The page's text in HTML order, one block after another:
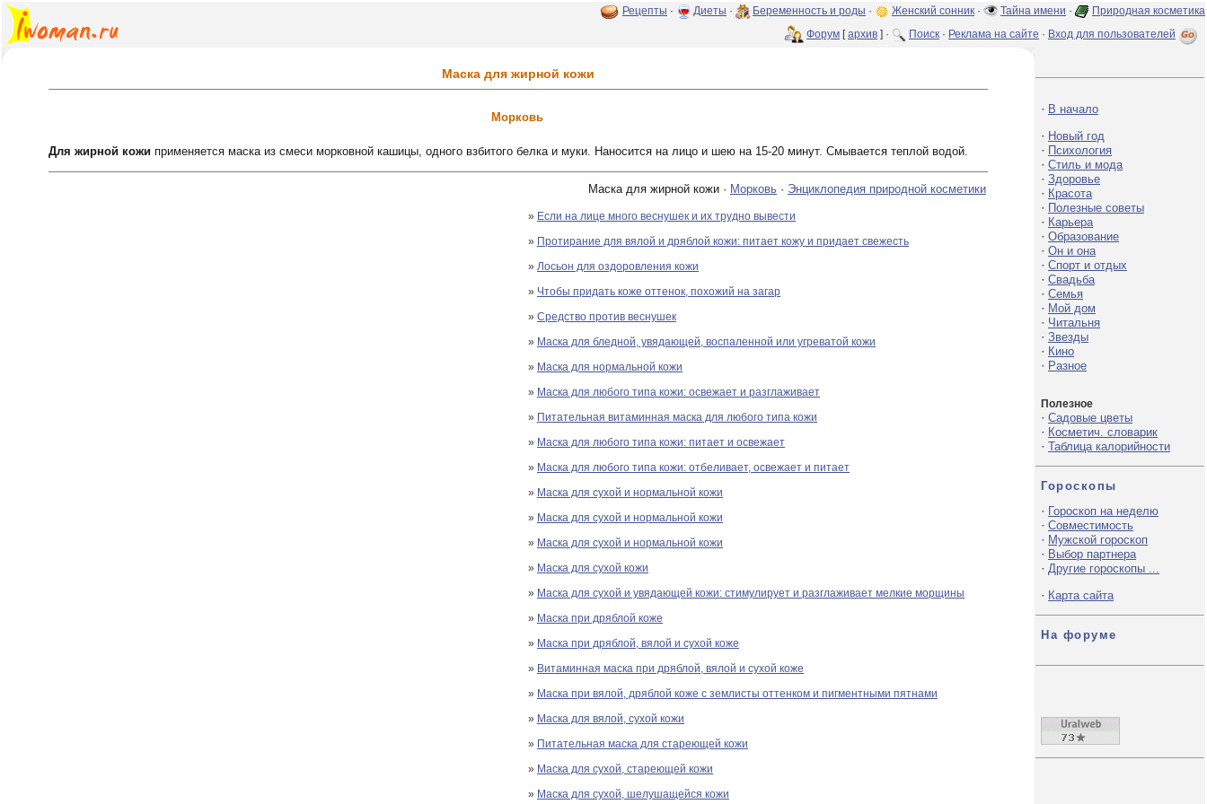
Рецепты · Диеты · Беременность и роды · Женский сонник · Тайна имени ·
Природная косметика
Форум [архив ] · Поиск · Реклама на сайте · Вход для пользователей
Маска для жирной кожи
Морковь
Для жирной кожи применяется маска из смеси морковной кашицы, одного взбитого белка и муки. Наносится на лицо и шею на 15-20 минут. Смывается теплой водой.
Маска для жирной кожи · Морковь · Энциклопедия природной косметики
» Если на лице много веснушек и их трудно вывести
» Протирание для вялой и дряблой кожи: питает кожу и придает свежесть
» Лосьон для оздоровления кожи
» Чтобы придать коже оттенок, похожий на загар
» Средство против веснушек
» Маска для бледной, увядающей, воспаленной или угреватой кожи
» Маска для нормальной кожи
» Маска для любого типа кожи: освежает и разглаживает
» Питательная витаминная маска для любого типа кожи
» Маска для любого типа кожи: питает и освежает
» Маска для любого типа кожи: отбеливает, освежает и питает
» Маска для сухой и нормальной кожи
» Маска для сухой и нормальной кожи
» Маска для сухой и нормальной кожи
» Маска для сухой кожи
» Маска для сухой и увядающей кожи: стимулирует и разглаживает мелкие морщины
» Маска при дряблой коже
» Маска при дряблой, вялой и сухой коже
» Витаминная маска при дряблой, вялой и сухой коже
» Маска при вялой, дряблой коже с землисты оттенком и пигментными пятнами
» Маска для вялой, сухой кожи
» Питательная маска для стареющей кожи
» Маска для сухой, стареющей кожи
» Маска для сухой, шелушащейся кожи
· В начало
· Новый год
· Психология
· Стиль и мода
· Здоровье
· Красота
· Полезные советы
· Карьера
· Образование
· Он и она
· Спорт и отдых
· Свадьба
· Семья
· Мой дом
· Читальня
· Звезды
· Кино
· Разное
Полезное
· Садовые цветы
· Косметич. словарик
· Таблица калорийности
Гороскопы
· Гороскоп на неделю
· Совместимость
· Мужской гороскоп
· Выбор партнера
· Другие гороскопы ...
· Карта сайта
На форуме